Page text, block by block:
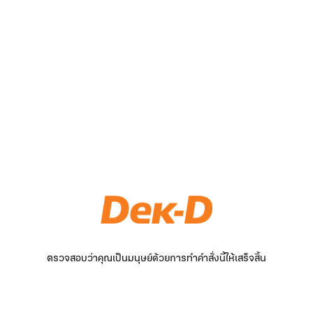
ตรวจสอบว่าคุณเป็นมนุษย์ด้วยการทำคำสั่งนี้ให้เสร็จสิ้น